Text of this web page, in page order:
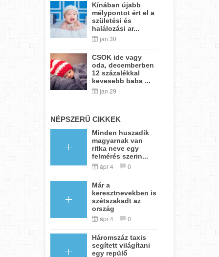
Kínában újabb
mélypontot ért el a
születési és
halálozási ar...
jan 30
CSOK ide vagy
oda, decemberben
12 százalékkal
kevesebb baba ...
jan 29
NÉPSZERŰ CIKKEK
Minden huszadik
magyarnak van
ritka neve egy
felmérés szerin...
ápr 4 0
Már a
keresztnevekben is
szétszakadt az
ország
ápr 4 0
Háromszáz taxis
segített világítani
egy repülő